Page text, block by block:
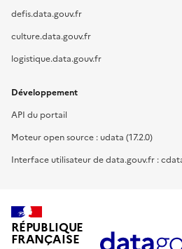
defis.data.gouv.fr
culture.data.gouv.fr
logistique.data.gouv.fr
Développement
API du portail
Moteur open source : udata (17.2.0)
Interface utilisateur de data.gouv.fr :
RÉPUBLIQUE
FRANÇAISE